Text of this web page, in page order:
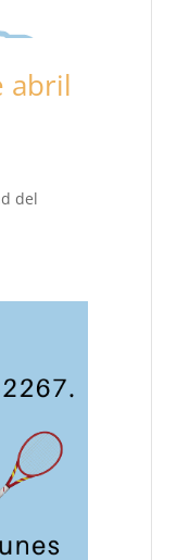
abril
del